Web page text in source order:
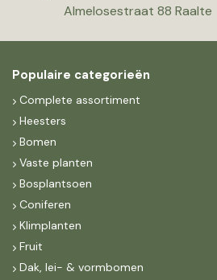
Almelosestraat 88 Raalte
Populaire categorieën
Complete assortiment
Heesters
Bomen
Vaste planten
Bosplantsoen
Coniferen
Klimplanten
Fruit
Dak, lei- & vormbomen